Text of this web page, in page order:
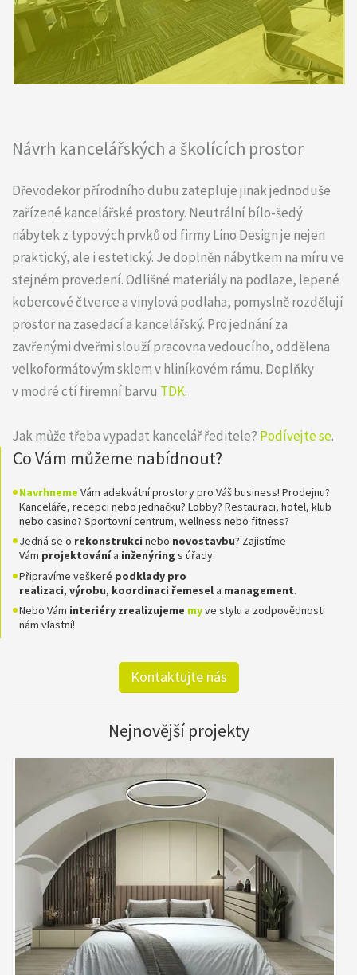
Návrh kancelářských a školících prostor
Dřevodekor přírodního dubu zatepluje jinak jednoduše
zařízené kancelářské prostory. Neutrální bílo-šedý
nábytek z typových prvků od firmy Lino Design je nejen
praktický, ale i estetický. Je doplněn nábytkem na míru ve
stejném provedení. Odlišné materiály na podlaze, lepené
kobercové čtverce a vinylová podlaha, pomyslně rozdělují
prostor na zasedací a kancelářský. Pro jednání za
zavřenými dveřmi slouží pracovna vedoucího, oddělena
velkoformátovým sklem v hliníkovém rámu. Doplňky
v modré ctí firemní barvu TDK.
Jak může třeba vypadat kancelář ředitele? Podívejte se.
Co Vám můžeme nabídnout?
Navrhneme Vám adekvátní prostory pro Váš business! Prodejnu?
Kanceláře, recepci nebo jednačku? Lobby? Restauraci, hotel, klub
nebo casino? Sportovní centrum, wellness nebo fitness?
Jedná se o rekonstrukci nebo novostavbu? Zajistíme
Vám projektovánía inženýring s úřady.
Připravíme veškeré podklady pro
realizaci, výrobu, koordinaci řemesela management.
Nebo Vám interiéry zrealizujeme myve stylu a zodpovědnosti
nám vlastní!
Kontaktujte nás
Nejnovější projekty